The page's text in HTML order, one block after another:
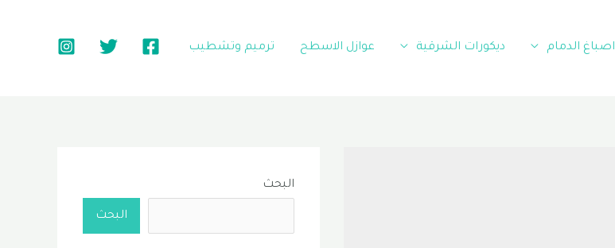
اصباغ الدمام ديكورات الشرقية عوازل الاسطح ترميم وتشطيب
البحث
البحث